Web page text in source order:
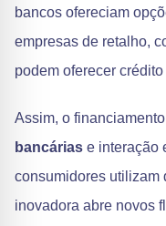
bancos ofereciam
empresas de retalho,
podem oferecer
Assim, o
bancárias e interação
consumidores utilizam
inovadora abre novos